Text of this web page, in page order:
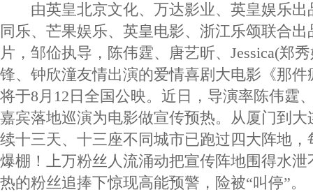
由英皇北京文化、万达影业、英皇娱乐出
同乐、芒果娱乐、英皇电影、浙江乐颂联合
片，邹佡执导，陈伟霆、唐艺昕、Jessica(郑
锋、钟欣潼友情出演的爱情喜剧大电影《那
将于8月12日全国公映。近日，导演率陈伟霆
嘉宾落地巡演为电影做宣传预热。从厦门到
续十三天、十三座不同城市已跑过四大阵地
爆棚！上万粉丝人流涌动把宣传阵地围得水
热的粉丝追捧下惊现高能预警，险被“叫停”。